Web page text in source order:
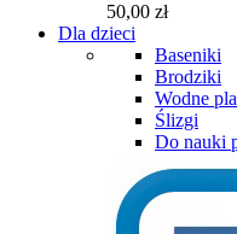
50,00 zł
Dla dzieci
Baseniki
Brodziki
Wodne
Ślizgi
Do nauki